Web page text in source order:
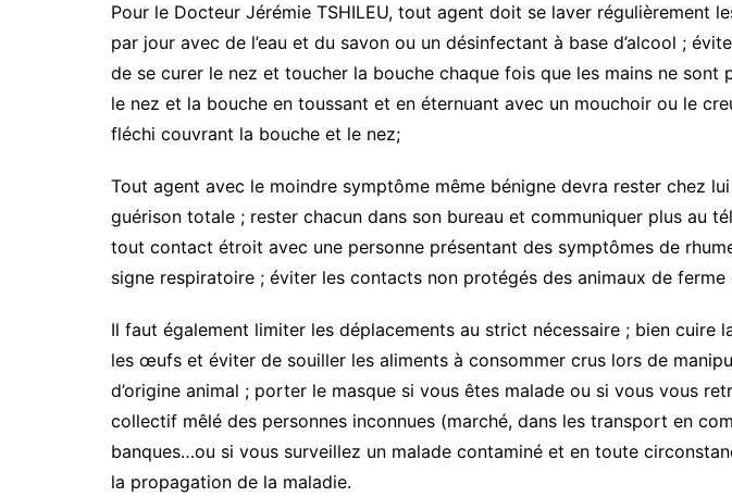
Pour le Docteur Jérémie TSHILEU, tout agent doit se laver régulièrement
par jour avec de l’eau et du savon ou un désinfectant à base d’alcool ;
de se curer le nez et toucher la bouche chaque fois que les mains ne sont
le nez et la bouche en toussant et en éternuant avec un mouchoir ou le
fléchi couvrant la bouche et le nez;
Tout agent avec le moindre symptôme même bénigne devra rester chez lui
guérison totale ; rester chacun dans son bureau et communiquer plus au
tout contact étroit avec une personne présentant des symptômes de
signe respiratoire ; éviter les contacts non protégés des animaux de ferme
Il faut également limiter les déplacements au strict nécessaire ; bien cuire
les œufs et éviter de souiller les aliments à consommer crus lors de
d’origine animal ; porter le masque si vous êtes malade ou si vous vous
collectif mêlé des personnes inconnues (marché, dans les transport en
banques…ou si vous surveillez un malade contaminé et en toute
la propagation de la maladie.